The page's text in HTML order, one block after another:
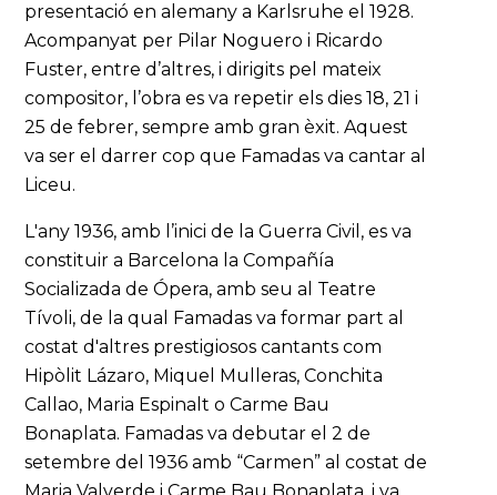
presentació en alemany a Karlsruhe el 1928.
Acompanyat per Pilar Noguero i Ricardo
Fuster, entre d’altres, i dirigits pel mateix
compositor, l’obra es va repetir els dies 18, 21 i
25 de febrer, sempre amb gran èxit. Aquest
va ser el darrer cop que Famadas va cantar al
Liceu.
L'any 1936, amb l’inici de la Guerra Civil, es va
constituir a Barcelona la Compañía
Socializada de Ópera, amb seu al Teatre
Tívoli, de la qual Famadas va formar part al
costat d'altres prestigiosos cantants com
Hipòlit Lázaro, Miquel Mulleras, Conchita
Callao, Maria Espinalt o Carme Bau
Bonaplata. Famadas va debutar el 2 de
setembre del 1936 amb “Carmen” al costat de